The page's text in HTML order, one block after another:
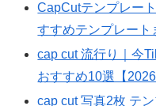
CapCutテンプレー
すすめテンプレート
cap cut 流行り｜今
おすすめ10選【2026
cap cut 写真2枚 テ